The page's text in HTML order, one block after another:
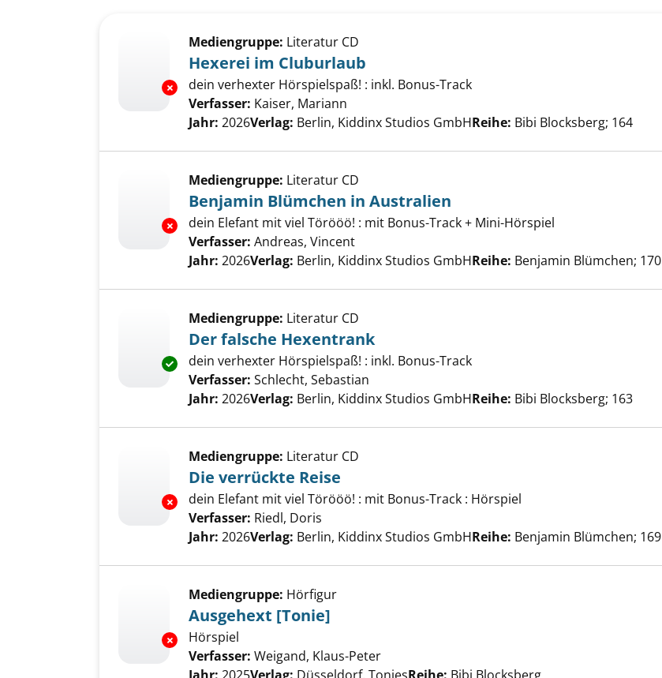
Exemplar-Details von Hexerei im Cluburlaub anzeigen
Mediengruppe: Literatur CD
Hexerei im Cluburlaub
dein verhexter Hörspielspaß! : inkl. Bonus-Track
Verfasser: Kaiser, Mariann
Jahr: 2026Verlag: Berlin, Kiddinx Studios GmbHReihe: Bibi Blocksberg; 164
Exemplar-Details von Benjamin Blümchen in Australien anzeigen
Mediengruppe: Literatur CD
Benjamin Blümchen in Australien
dein Elefant mit viel Törööö! : mit Bonus-Track + Mini-Hörspiel
Verfasser: Andreas, Vincent
Jahr: 2026Verlag: Berlin, Kiddinx Studios GmbHReihe: Benjamin Blümchen; 170
Exemplar-Details von Der falsche Hexentrank anzeigen
Mediengruppe: Literatur CD
Der falsche Hexentrank
dein verhexter Hörspielspaß! : inkl. Bonus-Track
Verfasser: Schlecht, Sebastian
Jahr: 2026Verlag: Berlin, Kiddinx Studios GmbHReihe: Bibi Blocksberg; 163
Exemplar-Details von Die verrückte Reise anzeigen
Mediengruppe: Literatur CD
Die verrückte Reise
dein Elefant mit viel Törööö! : mit Bonus-Track : Hörspiel
Verfasser: Riedl, Doris
Jahr: 2026Verlag: Berlin, Kiddinx Studios GmbHReihe: Benjamin Blümchen; 169
Exemplar-Details von Ausgehext [Tonie] anzeigen
Mediengruppe: Hörfigur
Ausgehext [Tonie]
Hörspiel
Verfasser: Weigand, Klaus-Peter